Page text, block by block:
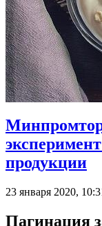
продукции
23 января 2020,
Пагинация